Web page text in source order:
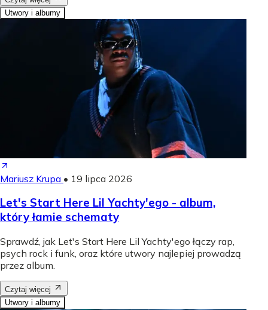
Utwory i albumy
Mariusz Krupa • 19 lipca 2026
Let's Start Here Lil Yachty'ego - album,
który łamie schematy
Sprawdź, jak Let's Start Here Lil Yachty'ego łączy rap,
psych rock i funk, oraz które utwory najlepiej prowadzą
przez album.
Czytaj więcej
Utwory i albumy